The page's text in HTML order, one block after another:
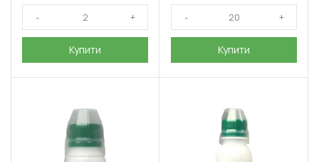
Купити Купити